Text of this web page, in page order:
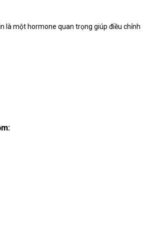
là một hormone quan trọng giúp điều chỉnh